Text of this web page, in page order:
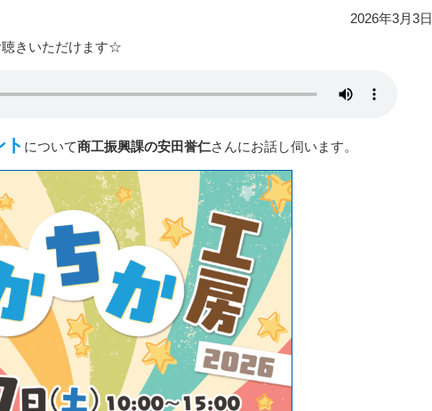
2026年3月3日
きいただけます☆
ト について商工振興課の安田誉仁さんにお話し伺います。